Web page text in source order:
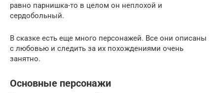
равно парнишка-то в целом он неплохой и
сердобольный.
В сказке есть еще много персонажей. Все они описаны
с любовью и следить за их похождениями очень
занятно.
Основные персонажи